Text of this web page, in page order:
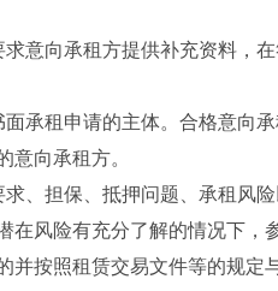
意向承租方提供补充资料，
承租申请的主体。合格意向
意向承租方。
、担保、抵押问题、承租风
在风险有充分了解的情况下，
并按照租赁交易文件等的规定